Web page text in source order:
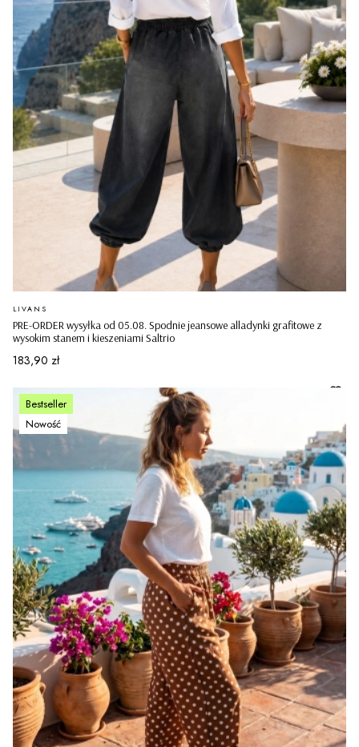
PRE-ORDER wysyłka od 05.08. Spodnie jeansowe alladynki grafitowe z
wysokim stanem i kieszeniami Saltrio
PRODUCENT
LIVANS
Cena
183,90 zł
Bestseller
Nowość